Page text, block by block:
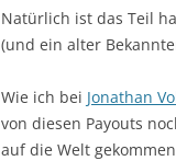
Natürlich ist das Teil
(und ein alter
Wie ich bei Jonathan
von diesen Payouts
auf die Welt